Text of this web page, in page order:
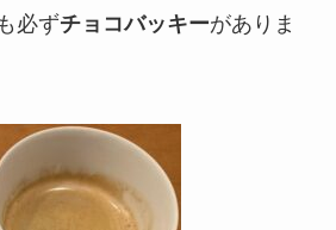
必ずチョコバッキーがありま